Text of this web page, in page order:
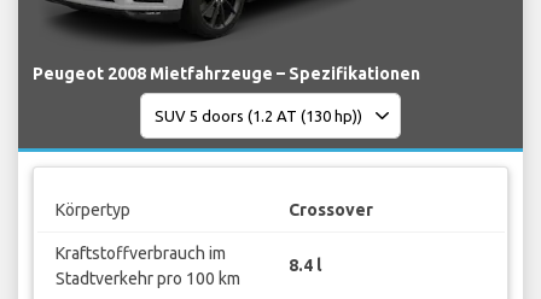
Peugeot 2008 Mietfahrzeuge – Spezifikationen
Körpertyp Crossover
Kraftstoffverbrauch im
Stadtverkehr pro 100 km
8.4 l